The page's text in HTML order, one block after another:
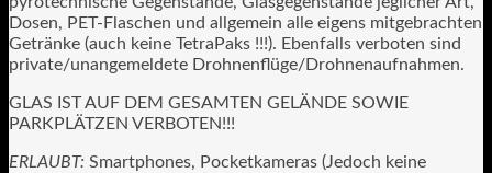
Dosen, PET-Flaschen und allgemein alle eigens mitgebrachten
Getränke (auch keine TetraPaks !!!). Ebenfalls verboten sind
private/unangemeldete Drohnenflüge/Drohnenaufnahmen.
GLAS IST AUF DEM GESAMTEN GELÄNDE SOWIE
PARKPLÄTZEN VERBOTEN!!!
ERLAUBT: Smartphones, Pocketkameras (Jedoch keine